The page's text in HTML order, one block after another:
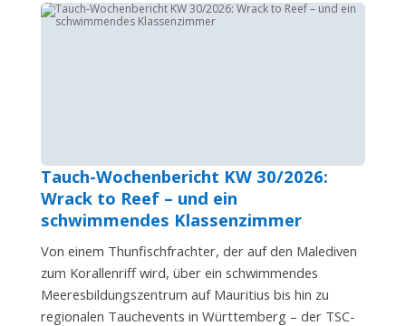
Tauch-Wochenbericht KW 30/2026:
Wrack to Reef – und ein
schwimmendes Klassenzimmer
Von einem Thunfischfrachter, der auf den Malediven
zum Korallenriff wird, über ein schwimmendes
Meeresbildungszentrum auf Mauritius bis hin zu
regionalen Tauchevents in Württemberg – der TSC-